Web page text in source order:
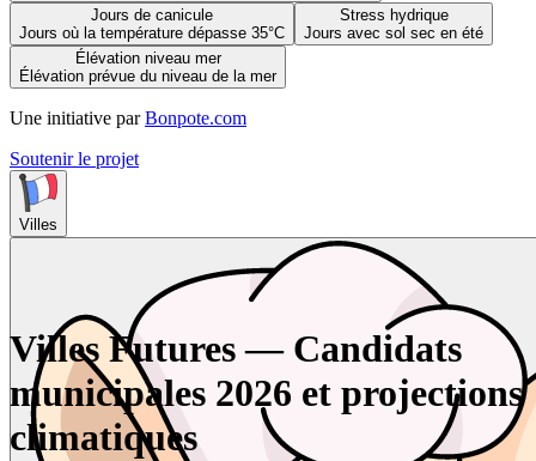
Jours de canicule
Jours où la température dépasse 35°C
Stress hydrique
Jours avec sol sec en été
Élévation niveau mer
Élévation prévue du niveau de la mer
Une initiative par Bonpote.com
Soutenir le projet
Villes
Villes Futures — Candidats
municipales 2026 et projections
climatiques